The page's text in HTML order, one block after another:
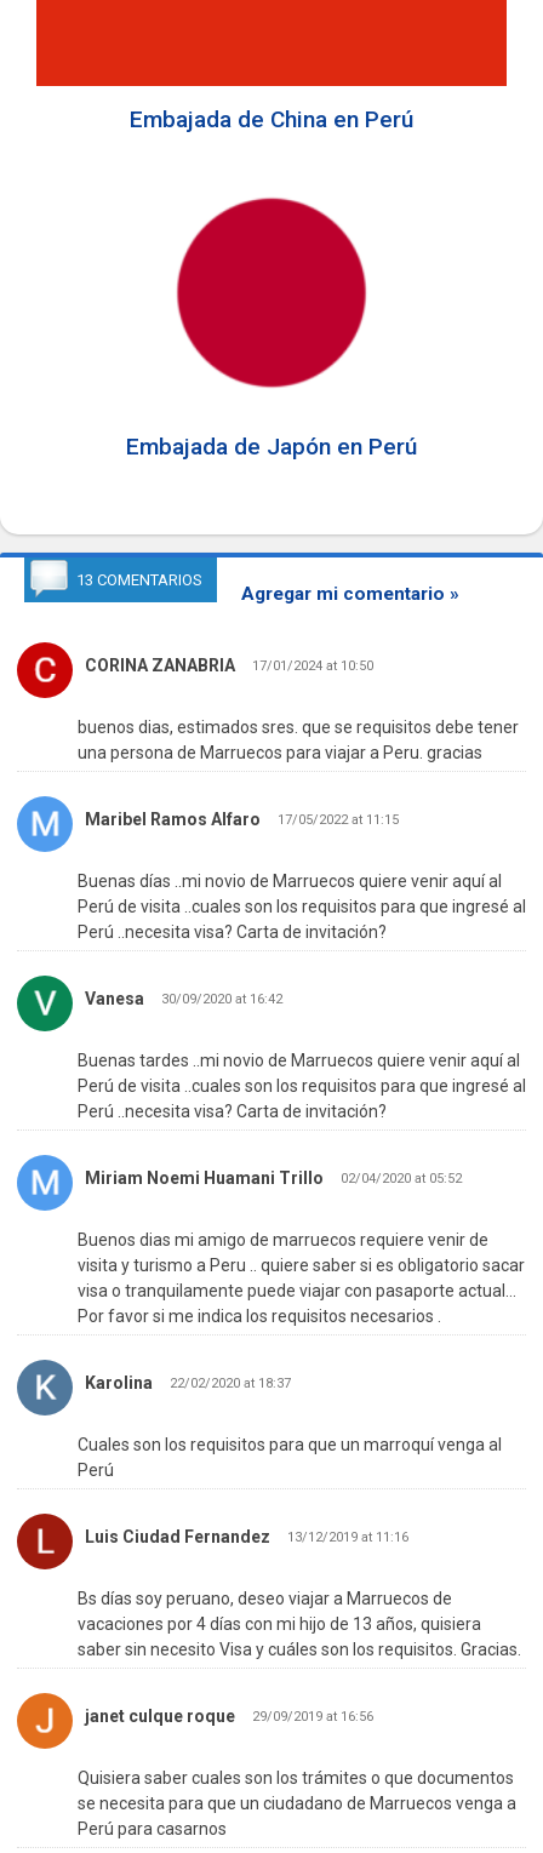
Embajada de China en Perú
Embajada de Japón en Perú
13 COMENTARIOS
Agregar mi comentario »
CORINA ZANABRIA 17/01/2024 at 10:50
buenos dias, estimados sres. que se requisitos debe tener
una persona de Marruecos para viajar a Peru. gracias
Maribel Ramos Alfaro 17/05/2022 at 11:15
Buenas días ..mi novio de Marruecos quiere venir aquí al
Perú de visita ..cuales son los requisitos para que ingresé al
Perú ..necesita visa? Carta de invitación?
Vanesa 30/09/2020 at 16:42
Buenas tardes ..mi novio de Marruecos quiere venir aquí al
Perú de visita ..cuales son los requisitos para que ingresé al
Perú ..necesita visa? Carta de invitación?
Miriam Noemi Huamani Trillo 02/04/2020 at 05:52
Buenos dias mi amigo de marruecos requiere venir de
visita y turismo a Peru .. quiere saber si es obligatorio sacar
visa o tranquilamente puede viajar con pasaporte actual…
Por favor si me indica los requisitos necesarios .
Karolina 22/02/2020 at 18:37
Cuales son los requisitos para que un marroquí venga al
Perú
Luis Ciudad Fernandez 13/12/2019 at 11:16
Bs días soy peruano, deseo viajar a Marruecos de
vacaciones por 4 días con mi hijo de 13 años, quisiera
saber sin necesito Visa y cuáles son los requisitos. Gracias.
janet culque roque 29/09/2019 at 16:56
Quisiera saber cuales son los trámites o que documentos
se necesita para que un ciudadano de Marruecos venga a
Perú para casarnos